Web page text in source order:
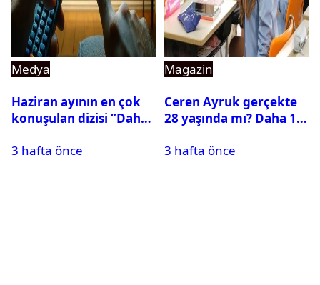
Medya
Haziran ayının en çok
konuşulan dizisi ‘’Daha
3 hafta önce
Magazin
Ceren Ayruk gerçekte
28 yaşında mı? Daha 17
3 hafta önce